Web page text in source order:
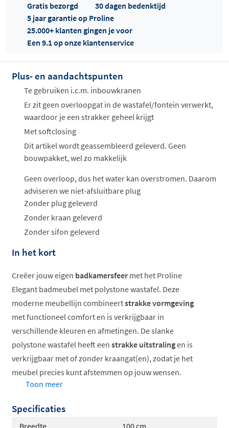
Offertes
Gratis bezorgd
30 dagen bedenktijd
5 jaar garantie op Proline
25.000+ klanten gingen je voor
Een 9.1 op onze klantenservice
Plus- en aandachtspunten
Te gebruiken i.c.m. inbouwkranen
Er zit geen overloopgat in de wastafel/fontein verwerkt,
waardoor je een strakker geheel krijgt
Met softclosing
Dit artikel wordt geassembleerd geleverd. Geen
bouwpakket, wel zo makkelijk
Geen overloop, dus het water kan overstromen. Daarom
adviseren we niet-afsluitbare plug
Zonder plug geleverd
Zonder kraan geleverd
Zonder sifon geleverd
In het kort
Creëer jouw eigen badkamersfeer met het Proline
Elegant badmeubel met polystone wastafel. Deze
moderne meubellijn combineertstrakke vormgeving
met functioneel comfort en is verkrijgbaar in
verschillende kleuren en afmetingen. De slanke
polystone wastafel heeft een strakke uitstralingen is
verkrijgbaar met of zonder kraangat(en), zodat je het
meubel precies kunt afstemmen op jouw wensen.
Verkrijgbaar in diverse kleuren
Keuze uit symmetrisch of a-symmetrisch
Toon meer
Specificaties